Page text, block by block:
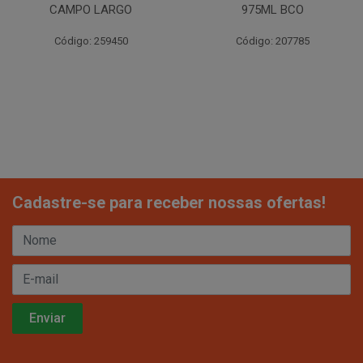
CAMPO LARGO
Código: 259450
975ML BCO
Código: 207785
Cadastre-se para receber nossas ofertas!